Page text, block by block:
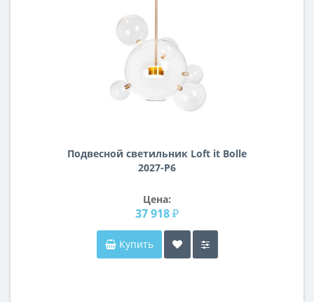
Подвесной светильник Loft it Bolle
2027-P6
Цена:
37 918 ₽
Купить